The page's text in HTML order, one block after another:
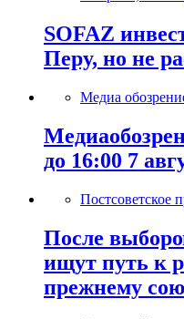
SOFAZ
Перу, но не
Медиа
до 16:00 7
Постсоветское
После
ищут путь к
прежнему